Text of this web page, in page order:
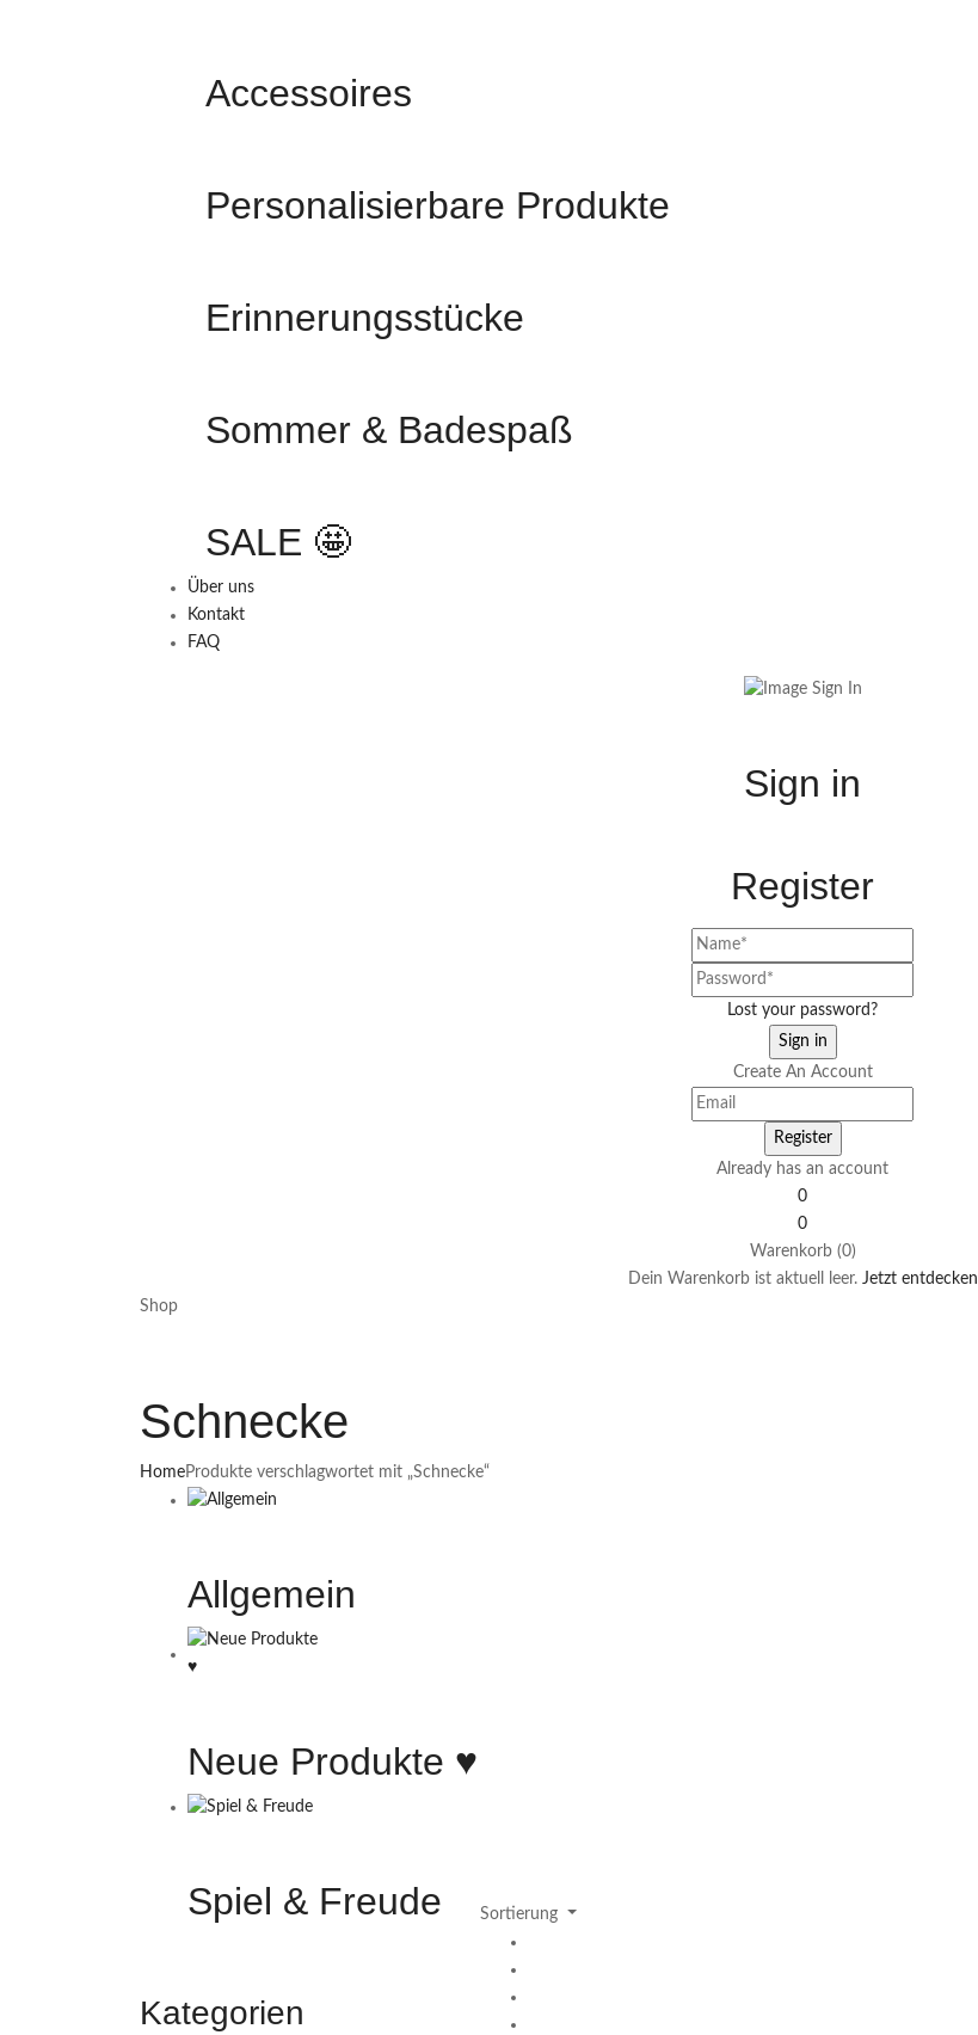
Accessoires
Personalisierbare Produkte
Erinnerungsstücke
Sommer & Badespaß
SALE 🤩
Über uns
Kontakt
FAQ
Sign in
Register
Lost your password?
Create An Account
Already has an account
0
0
Warenkorb (0)
Dein Warenkorb ist aktuell leer. Jetzt entdecken
Shop
Schnecke
HomeProdukte verschlagwortet mit „Schnecke“
Allgemein
Neue Produkte ♥️
Spiel & Freude
Kategorien